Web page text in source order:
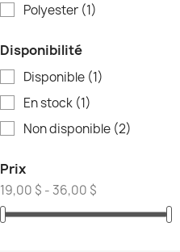
Polyester (1)
Disponibilité
Disponible (1)
En stock (1)
Non disponible (2)
Prix
19,00 $ - 36,00 $